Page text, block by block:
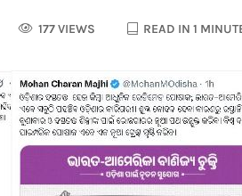
177 VIEWS READ IN 1